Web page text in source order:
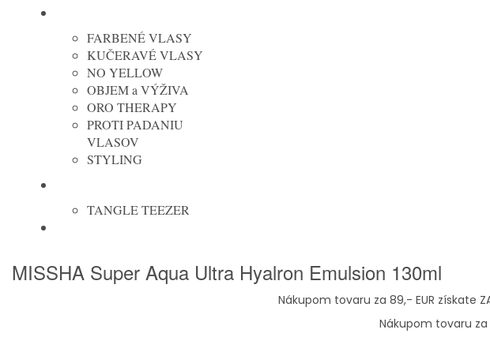
FARBENÉ VLASY
KUČERAVÉ VLASY
NO YELLOW
OBJEM a VÝŽIVA
ORO THERAPY
PROTI PADANIU
VLASOV
STYLING
TANGLE TEEZER
MISSHA Super Aqua Ultra Hyalron Emulsion 130ml
Nákupom tovaru za 89,- EUR získate
Nákupom tovaru za